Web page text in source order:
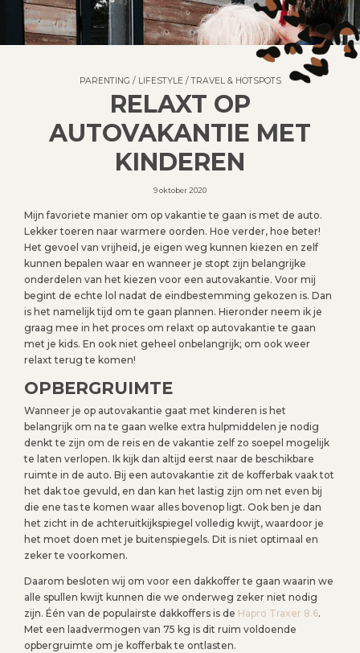
PARENTING / LIFESTYLE/TRAVEL & HOTSPOTS
RELAXT OP
AUTOVAKANTIE MET
KINDEREN
9 oktober 2020
Mijn favoriete manier om op vakantie te gaan is met de auto.
Lekker toeren naar warmere oorden. Hoe verder, hoe beter!
Het gevoel van vrijheid, je eigen weg kunnen kiezen en zelf
kunnen bepalen waar en wanneer je stopt zijn belangrijke
onderdelen van het kiezen voor een autovakantie. Voor mij
begint de echte lol nadat de eindbestemming gekozen is. Dan
is het namelijk tijd om te gaan plannen. Hieronder neem ik je
graag mee in het proces om relaxt op autovakantie te gaan
met je kids. En ook niet geheel onbelangrijk; om ook weer
relaxt terug te komen!
OPBERGRUIMTE
Wanneer je op autovakantie gaat met kinderen is het
belangrijk om na te gaan welke extra hulpmiddelen je nodig
denkt te zijn om de reis en de vakantie zelf zo soepel mogelijk
te laten verlopen. Ik kijk dan altijd eerst naar de beschikbare
ruimte in de auto. Bij een autovakantie zit de kofferbak vaak tot
het dak toe gevuld, en dan kan het lastig zijn om net even bij
die ene tas te komen waar alles bovenop ligt. Ook ben je dan
het zicht in de achteruitkijkspiegel volledig kwijt, waardoor je
het moet doen met je buitenspiegels. Dit is niet optimaal en
zeker te voorkomen.
Daarom besloten wij om voor een dakkoffer te gaan waarin we
alle spullen kwijt kunnen die we onderweg zeker niet nodig
zijn. Één van de populairste dakkoffers is de Hapro Traxer 8.6.
Met een laadvermogen van 75 kg is dit ruim voldoende
opbergruimte om je kofferbak te ontlasten.